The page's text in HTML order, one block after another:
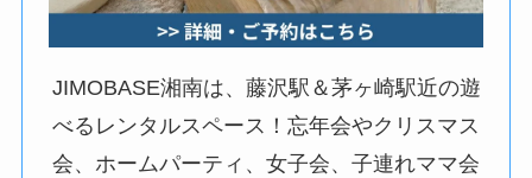
JIMOBASE湘南は、藤沢駅＆茅ヶ崎駅近の遊
べるレンタルスペース！忘年会やクリスマス
会、ホームパーティ、女子会、子連れママ会